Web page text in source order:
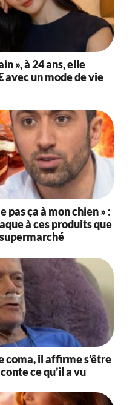
», à 24 ans, elle
avec un mode de vie
pas ça à mon chien » :
à ces produits que
coma, il affirme s’être
ce qu’il a vu